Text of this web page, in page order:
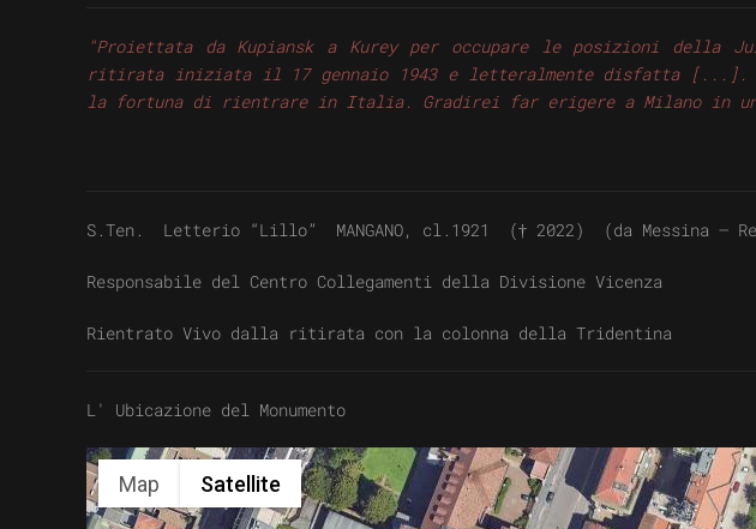
"Proiettata da Kupiansk a Kurey per occupare le posizioni della
ritirata iniziata il 17 gennaio 1943 e letteralmente disfatta [...].
la fortuna di rientrare in Italia. Gradirei far erigere a Milano in un
S.Ten. Letterio “Lillo” MANGANO, cl.1921 († 2022) (da Messina –
Responsabile del Centro Collegamenti della Divisione Vicenza
Rientrato Vivo dalla ritirata con la colonna della Tridentina
L' Ubicazione del Monumento
Map Satellite